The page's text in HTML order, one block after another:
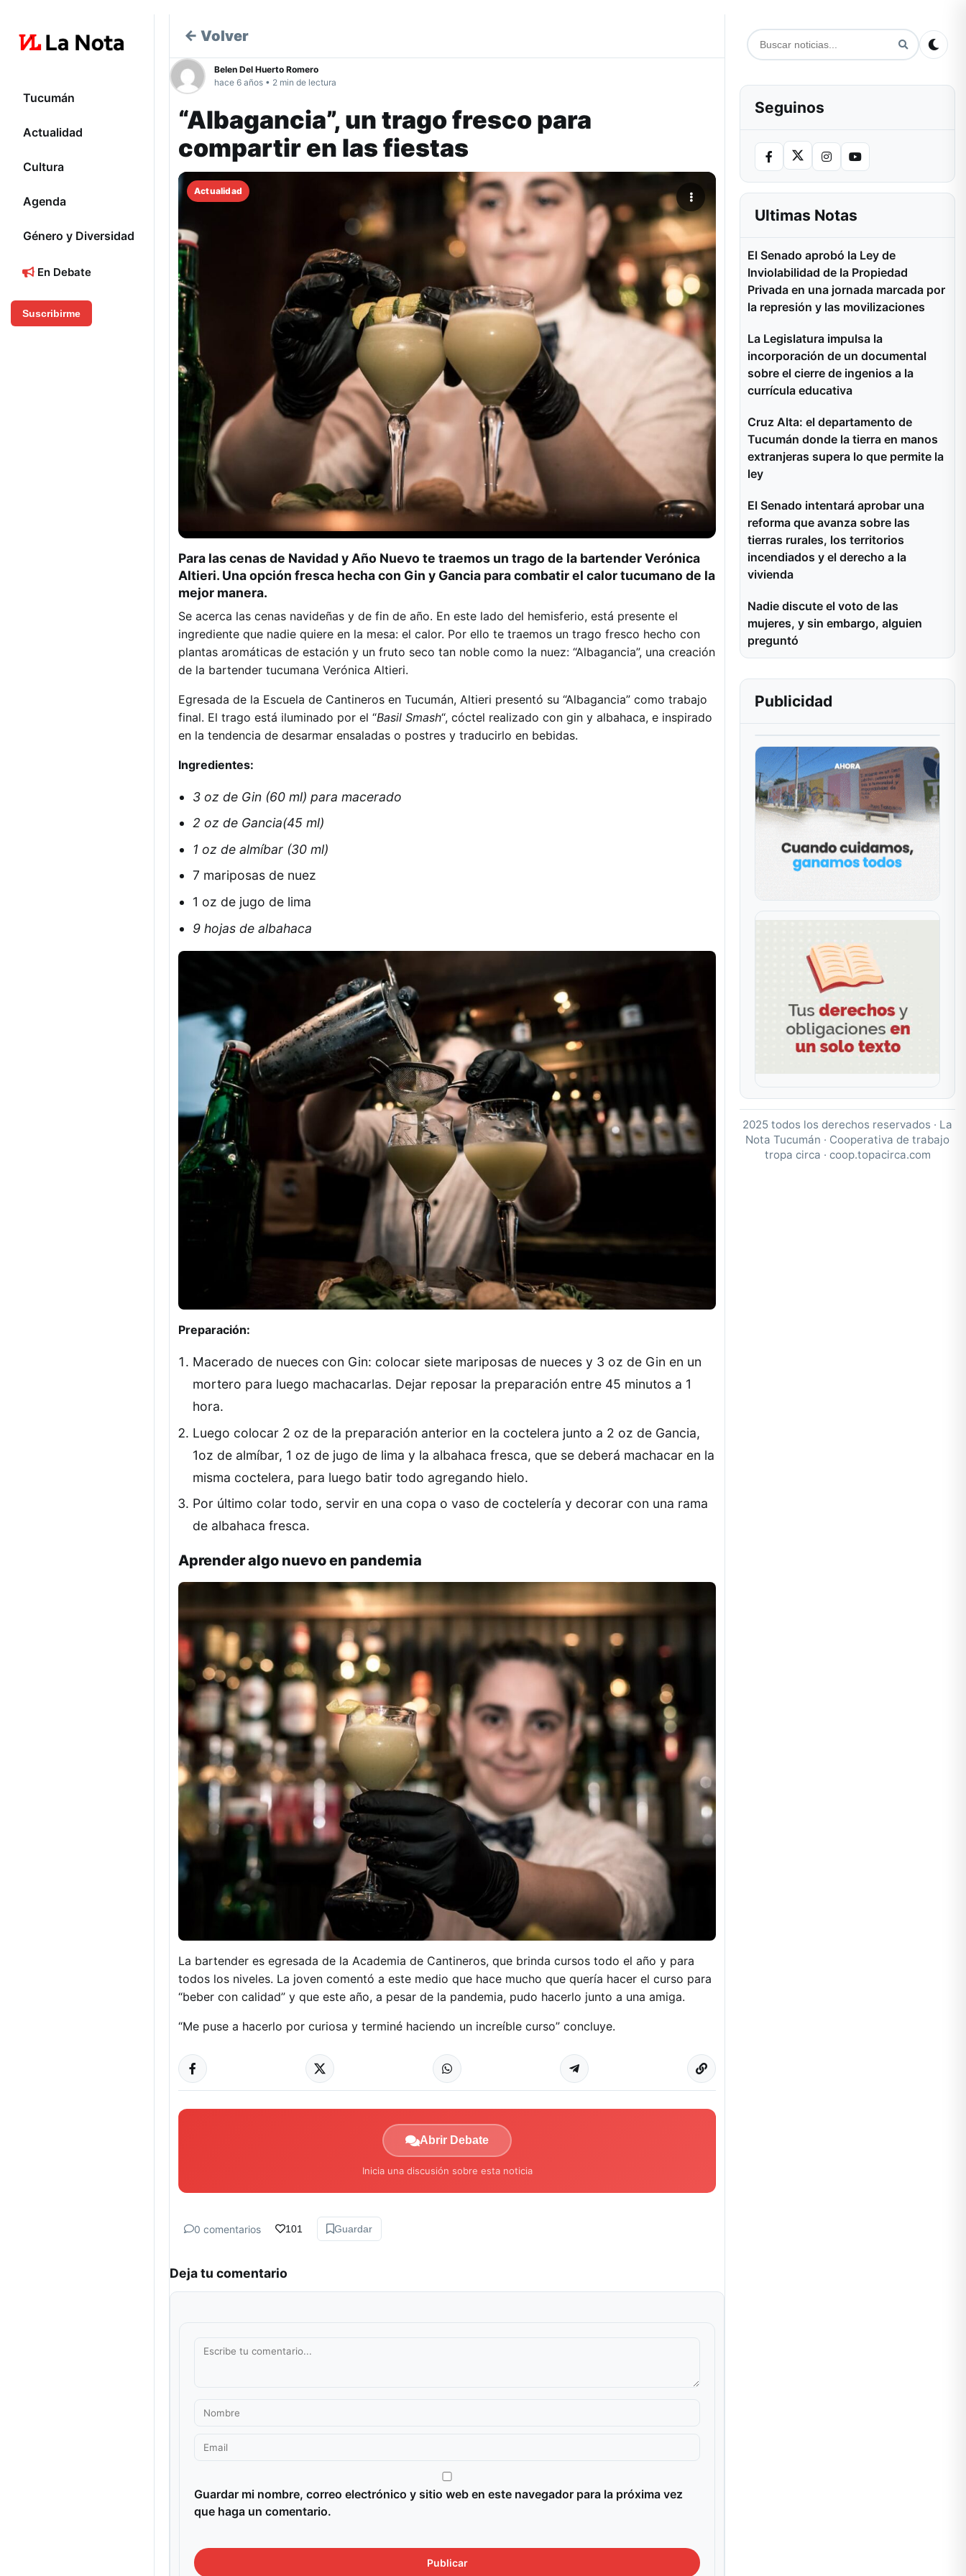
Tucumán
Actualidad
Cultura
Agenda
Género y Diversidad
En Debate
Suscribirme
← Volver
Belen Del Huerto Romero
hace 6 años • 2 min de lectura
“Albagancia”, un trago fresco para
compartir en las fiestas
Actualidad
Para las cenas de Navidad y Año Nuevo te traemos un trago de la bartender Verónica
Altieri. Una opción fresca hecha con Gin y Gancia para combatir el calor tucumano de la
mejor manera.
Se acerca las cenas navideñas y de fin de año. En este lado del hemisferio, está presente el
ingrediente que nadie quiere en la mesa: el calor. Por ello te traemos un trago fresco hecho con
plantas aromáticas de estación y un fruto seco tan noble como la nuez: “Albagancia”, una creación
de la bartender tucumana Verónica Altieri.
Egresada de la Escuela de Cantineros en Tucumán, Altieri presentó su “Albagancia” como trabajo
final. El trago está iluminado por el “Basil Smash“, cóctel realizado con gin y albahaca, e inspirado
en la tendencia de desarmar ensaladas o postres y traducirlo en bebidas.
Ingredientes:
3 oz de Gin (60 ml) para macerado
2 oz de Gancia(45 ml)
1 oz de almíbar (30 ml)
7 mariposas de nuez
1 oz de jugo de lima
9 hojas de albahaca
Preparación:
Macerado de nueces con Gin: colocar siete mariposas de nueces y 3 oz de Gin en un
mortero para luego machacarlas. Dejar reposar la preparación entre 45 minutos a 1
hora.
Luego colocar 2 oz de la preparación anterior en la coctelera junto a 2 oz de Gancia,
1oz de almíbar, 1 oz de jugo de lima y la albahaca fresca, que se deberá machacar en la
misma coctelera, para luego batir todo agregando hielo.
Por último colar todo, servir en una copa o vaso de coctelería y decorar con una rama
de albahaca fresca.
Aprender algo nuevo en pandemia
La bartender es egresada de la Academia de Cantineros, que brinda cursos todo el año y para
todos los niveles. La joven comentó a este medio que hace mucho que quería hacer el curso para
“beber con calidad” y que este año, a pesar de la pandemia, pudo hacerlo junto a una amiga.
“Me puse a hacerlo por curiosa y terminé haciendo un increíble curso” concluye.
Abrir Debate
Inicia una discusión sobre esta noticia
0 comentarios 101 Guardar
Deja tu comentario
Guardar mi nombre, correo electrónico y sitio web en este navegador para la próxima vez
que haga un comentario.
Seguinos
Ultimas Notas
El Senado aprobó la Ley de
Inviolabilidad de la Propiedad
Privada en una jornada marcada por
la represión y las movilizaciones
La Legislatura impulsa la
incorporación de un documental
sobre el cierre de ingenios a la
currícula educativa
Cruz Alta: el departamento de
Tucumán donde la tierra en manos
extranjeras supera lo que permite la
ley
El Senado intentará aprobar una
reforma que avanza sobre las
tierras rurales, los territorios
incendiados y el derecho a la
vivienda
Nadie discute el voto de las
mujeres, y sin embargo, alguien
preguntó
Publicidad
2025 todos los derechos reservados · La
Nota Tucumán · Cooperativa de trabajo
tropa circa · coop.topacirca.com